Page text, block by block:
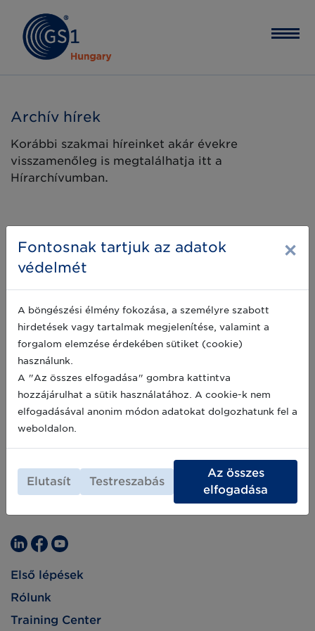
Archív hírek
Korábbi szakmai híreinket akár évekre
visszamenőleg is megtalálhatja itt a
Hírarchívumban.
Első lépések
Rólunk
Training Center
Fontosnak tartjuk az adatok
védelmét
×
A böngészési élmény fokozása, a személyre szabott
hirdetések vagy tartalmak megjelenítése, valamint a
forgalom elemzése érdekében sütiket (cookie)
használunk.
A "Az összes elfogadása" gombra kattintva
hozzájárulhat a sütik használatához. A cookie-k nem
elfogadásával anonim módon adatokat dolgozhatunk fel a
weboldalon.
Elutasít Testreszabás
Az összes
elfogadása